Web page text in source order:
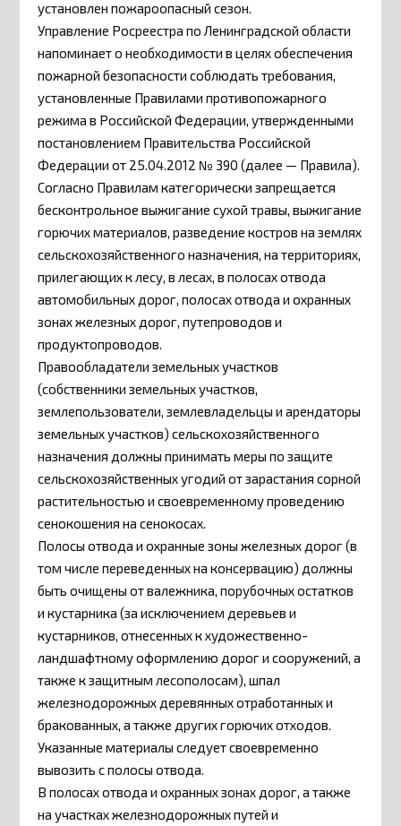
установлен пожароопасный сезон.
Управление Росреестра по Ленинградской области
напоминает о необходимости в целях обеспечения
пожарной безопасности соблюдать требования,
установленные Правилами противопожарного
режима в Российской Федерации, утвержденными
постановлением Правительства Российской
Федерации от 25.04.2012 № 390 (далее — Правила).
Согласно Правилам категорически запрещается
бесконтрольное выжигание сухой травы, выжигание
горючих материалов, разведение костров на землях
сельскохозяйственного назначения, на территориях,
прилегающих к лесу, в лесах, в полосах отвода
автомобильных дорог, полосах отвода и охранных
зонах железных дорог, путепроводов и
продуктопроводов.
Правообладатели земельных участков
(собственники земельных участков,
землепользователи, землевладельцы и арендаторы
земельных участков) сельскохозяйственного
назначения должны принимать меры по защите
сельскохозяйственных угодий от зарастания сорной
растительностью и своевременному проведению
сенокошения на сенокосах.
Полосы отвода и охранные зоны железных дорог (в
том числе переведенных на консервацию) должны
быть очищены от валежника, порубочных остатков
и кустарника (за исключением деревьев и
кустарников, отнесенных к художественно-
ландшафтному оформлению дорог и сооружений, а
также к защитным лесополосам), шпал
железнодорожных деревянных отработанных и
бракованных, а также других горючих отходов.
Указанные материалы следует своевременно
вывозить с полосы отвода.
В полосах отвода и охранных зонах дорог, а также
на участках железнодорожных путей и